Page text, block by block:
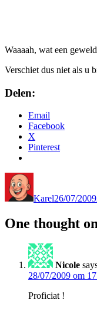
Waaaah, wat een
Verschiet dus niet als u
Delen:
Email
Facebook
X
Pinterest
Karel26/07/2009
One thought
Nicole
28/07/2009 om
Proficiat !